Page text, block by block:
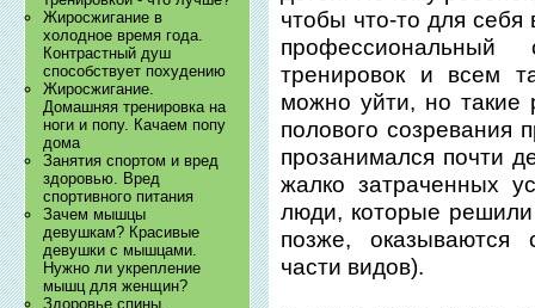
Жиросжигание в
холодное время года.
Контрастный душ
способствует похудению
Жиросжигание.
Домашняя тренировка на
ноги и попу. Качаем попу
дома
Занятия спортом и вред
здоровью. Вред
спортивного питания
Зачем мышцы
девушкам? Красивые
девушки с мышцами.
Нужно ли укрепление
мышц для женщин?
Здоровье спины.
чтобы что-то для себя
тренировок и всем
можно уйти, но такие
полового созревания
прозанимался почти
жалко затраченных
люди, которые
позже, оказываются
части видов).